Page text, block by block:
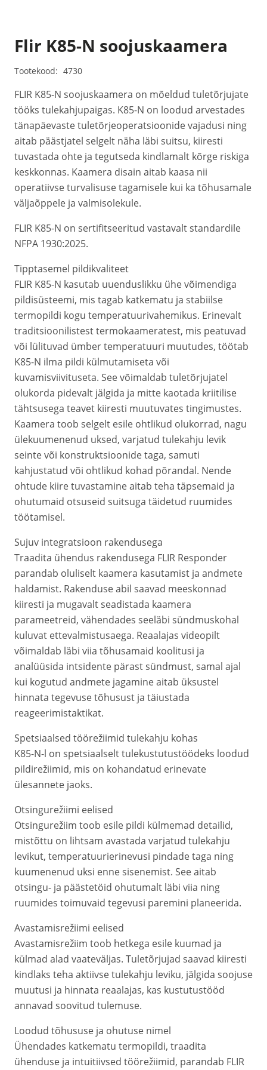
Flir K85-N soojuskaamera
Tootekood: 4730
FLIR K85-N soojuskaamera on mõeldud tuletõrjujate
tööks tulekahjupaigas. K85-N on loodud arvestades
tänapäevaste tuletõrjeoperatsioonide vajadusi ning
aitab päästjatel selgelt näha läbi suitsu, kiiresti
tuvastada ohte ja tegutseda kindlamalt kõrge riskiga
keskkonnas. Kaamera disain aitab kaasa nii
operatiivse turvalisuse tagamisele kui ka tõhusamale
väljaõppele ja valmisolekule.
FLIR K85-N on sertifitseeritud vastavalt standardile
NFPA 1930:2025.
Tipptasemel pildikvaliteet
FLIR K85-N kasutab uuenduslikku ühe võimendiga
pildisüsteemi, mis tagab katkematu ja stabiilse
termopildi kogu temperatuurivahemikus. Erinevalt
traditsioonilistest termokaameratest, mis peatuvad
või lülituvad ümber temperatuuri muutudes, töötab
K85-N ilma pildi külmutamiseta või
kuvamisviivituseta. See võimaldab tuletõrjujatel
olukorda pidevalt jälgida ja mitte kaotada kriitilise
tähtsusega teavet kiiresti muutuvates tingimustes.
Kaamera toob selgelt esile ohtlikud olukorrad, nagu
ülekuumenenud uksed, varjatud tulekahju levik
seinte või konstruktsioonide taga, samuti
kahjustatud või ohtlikud kohad põrandal. Nende
ohtude kiire tuvastamine aitab teha täpsemaid ja
ohutumaid otsuseid suitsuga täidetud ruumides
töötamisel.
Sujuv integratsioon rakendusega
Traadita ühendus rakendusega FLIR Responder
parandab oluliselt kaamera kasutamist ja andmete
haldamist. Rakenduse abil saavad meeskonnad
kiiresti ja mugavalt seadistada kaamera
parameetreid, vähendades seeläbi sündmuskohal
kuluvat ettevalmistusaega. Reaalajas videopilt
võimaldab läbi viia tõhusamaid koolitusi ja
analüüsida intsidente pärast sündmust, samal ajal
kui kogutud andmete jagamine aitab üksustel
hinnata tegevuse tõhusust ja täiustada
reageerimistaktikat.
Spetsiaalsed töörežiimid tulekahju kohas
K85-N-l on spetsiaalselt tulekustutustöödeks loodud
pildirežiimid, mis on kohandatud erinevate
ülesannete jaoks.
Otsingurežiimi eelised
Otsingurežiim toob esile pildi külmemad detailid,
mistõttu on lihtsam avastada varjatud tulekahju
levikut, temperatuurierinevusi pindade taga ning
kuumenenud uksi enne sisenemist. See aitab
otsingu- ja päästetöid ohutumalt läbi viia ning
ruumides toimuvaid tegevusi paremini planeerida.
Avastamisrežiimi eelised
Avastamisrežiim toob hetkega esile kuumad ja
külmad alad vaateväljas. Tuletõrjujad saavad kiiresti
kindlaks teha aktiivse tulekahju leviku, jälgida soojuse
muutusi ja hinnata reaalajas, kas kustutustööd
annavad soovitud tulemuse.
Loodud tõhususe ja ohutuse nimel
Ühendades katkematu termopildi, traadita
ühenduse ja intuitiivsed töörežiimid, parandab FLIR